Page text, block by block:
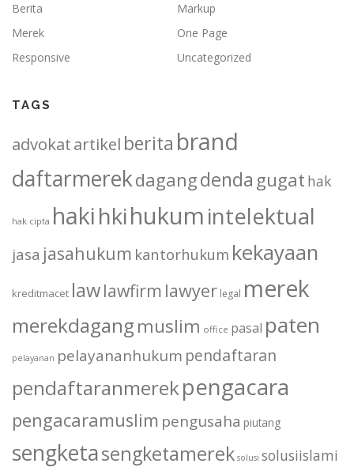
Berita
Markup
Merek
One Page
Responsive
Uncategorized
TAGS
advokatartikel berita brand
daftarmerekdagangdendagugat hak
hak cipta hakihkihukumintelektual
jasa jasahukum kantorhukum kekayaan
kreditmacet lawlawfirm lawyer legal merek
merekdagangmuslim office pasal paten
pelayanan pelayananhukum pendaftaran
pendaftaranmerekpengacara
pengacaramuslim pengusaha piutang
sengketasengketamerek solusi solusiislami